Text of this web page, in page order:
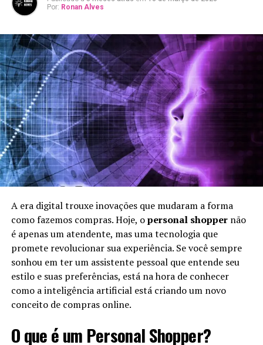
Por: Ronan Alves
A era digital trouxe inovações que mudaram a forma
como fazemos compras. Hoje, opersonal shoppernão
é apenas um atendente, mas uma tecnologia que
promete revolucionar sua experiência. Se você sempre
sonhou em ter um assistente pessoal que entende seu
estilo e suas preferências, está na hora de conhecer
como a inteligência artificial está criando um novo
conceito de compras online.
O que é um Personal Shopper?